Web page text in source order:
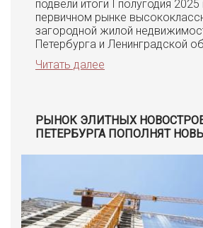
подвели итоги I полугодия 2025
первичном рынке
загородной жилой
Петербурга и Ленинградской
Читать далее
РЫНОК ЭЛИТНЫХ
ПЕТЕРБУРГА ПОПОЛНЯТ